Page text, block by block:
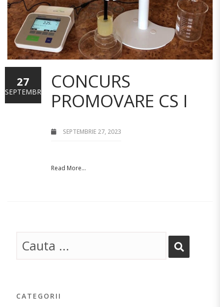
CONCURS
PROMOVARE CS I
SEPTEMBRIE 27, 2023
Read More...
27
SEPTEMBRIE
CATEGORII